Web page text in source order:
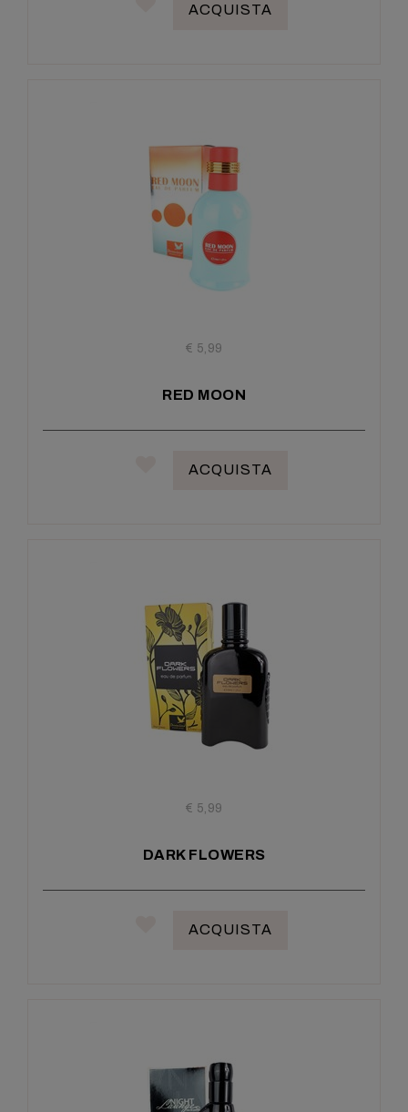
ACQUISTA
€ 5,99
RED MOON
ACQUISTA
€ 5,99
DARK FLOWERS
ACQUISTA